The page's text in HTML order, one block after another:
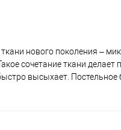
нового поколения –
сочетание ткани
высыхает.